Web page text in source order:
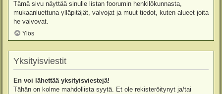
Tämä sivu näyttää sinulle listan foorumin henkilökunnasta,
mukaanluettuna ylläpitäjät, valvojat ja muut tiedot, kuten alueet joita
he valvovat.
Ylös
Yksityisviestit
En voi lähettää yksityisviestejä!
Tähän on kolme mahdollista syytä. Et ole rekisteröitynyt ja/tai